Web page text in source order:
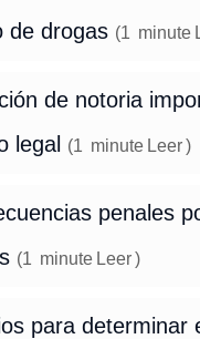
de drogas (1 minute
de notoria
legal
(1 minute Leer)
penales
(1 minute Leer)
para determinar